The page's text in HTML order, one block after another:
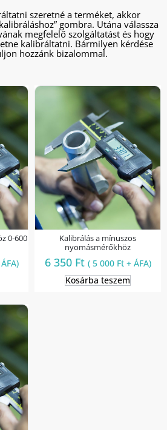
szeretné a terméket, akkor
gombra. Utána válassza
megfelelő szolgáltatást és hogy
kalibráltatni. Bármilyen kérdése
hozzánk bizalommal.
0-600
Kalibrálás a mínuszos
nyomásmérőkhöz
6 350 Ft ( 5 000 Ft+ ÁFA)
Kosárba teszem